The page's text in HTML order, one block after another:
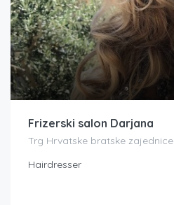
Frizerski salon Darjana
Trg Hrvatske bratske
Hairdresser